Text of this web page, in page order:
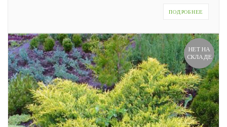
ПОДРОБНЕЕ
НЕТ НА
СКЛАДЕ